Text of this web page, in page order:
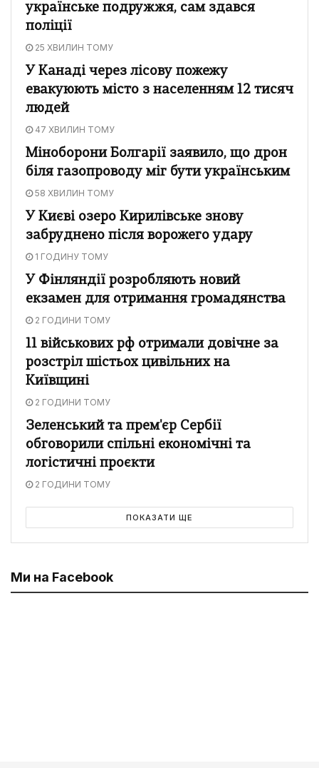
українське подружжя, сам здався
поліції
25 ХВИЛИН ТОМУ
У Канаді через лісову пожежу
евакуюють місто з населенням 12 тисяч
людей
47 ХВИЛИН ТОМУ
Міноборони Болгарії заявило, що дрон
біля газопроводу міг бути українським
58 ХВИЛИН ТОМУ
У Києві озеро Кирилівське знову
забруднено після ворожего удару
1 ГОДИНУ ТОМУ
У Фінляндії розробляють новий
екзамен для отримання громадянства
2 ГОДИНИ ТОМУ
11 військових рф отримали довічне за
розстріл шістьох цивільних на
Київщині
2 ГОДИНИ ТОМУ
Зеленський та прем'єр Сербії
обговорили спільні економічні та
логістичні проєкти
2 ГОДИНИ ТОМУ
ПОКАЗАТИ ЩЕ
Ми на Facebook